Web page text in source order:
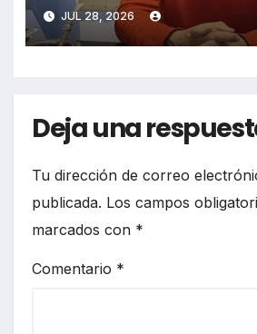
JUL 28, 2026
Deja una
Tu dirección de correo
publicada. Los campos
marcados con *
Comentario *